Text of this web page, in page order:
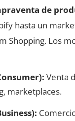
de
hasta un
Shopping. Los
Venta
marketplaces.